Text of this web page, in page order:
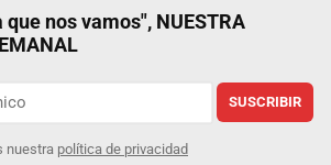
que nos vamos", NUESTRA
SUSCRIBIR
nuestra política de privacidad